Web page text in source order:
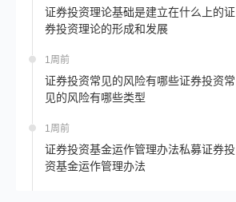
证券投资理论基础是建立在什么上的证
券投资理论的形成和发展
1周前
证券投资常见的风险有哪些证券投资常
见的风险有哪些类型
1周前
证券投资基金运作管理办法私募证券投
资基金运作管理办法